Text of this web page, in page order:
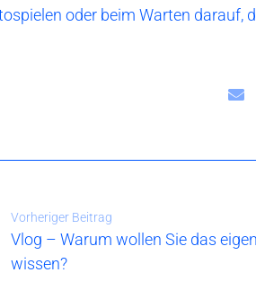
oder beim Warten darauf,
Vorheriger Beitrag
Vlog – Warum wollen Sie das
wissen?